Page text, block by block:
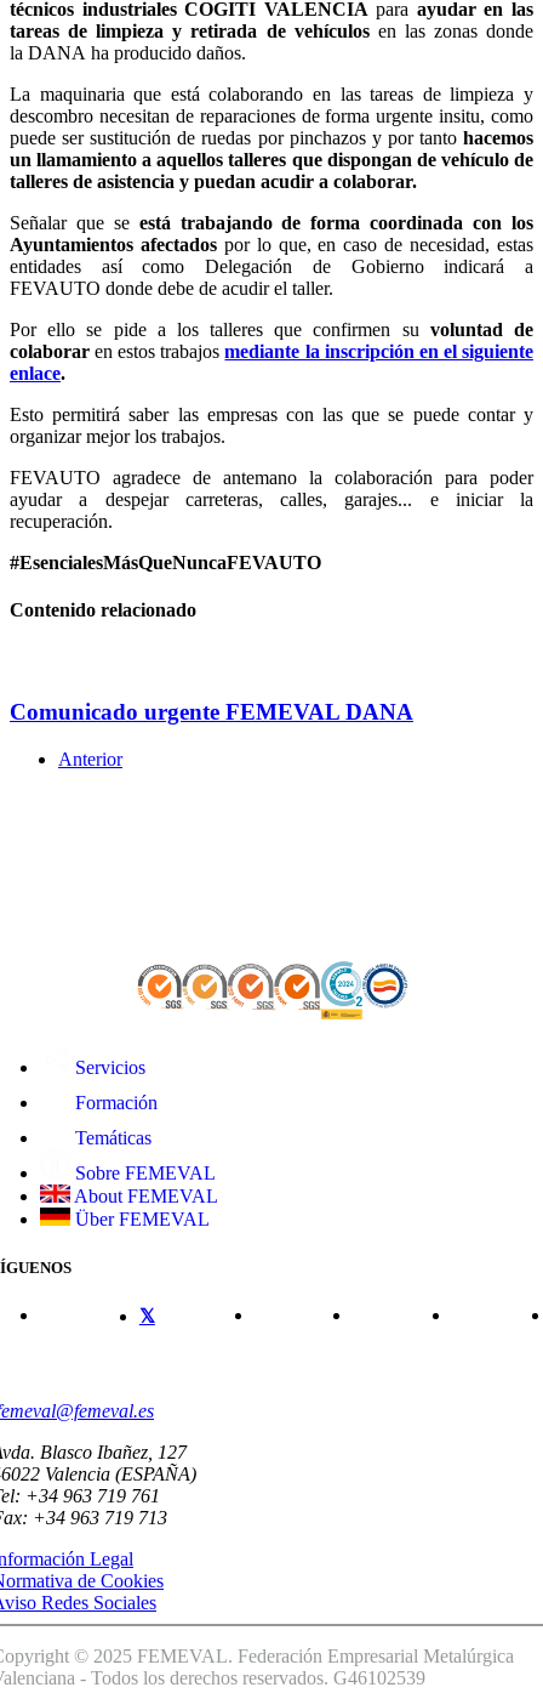
técnicos industriales COGITI VALENCIA para ayudar en las
tareas de limpieza y retirada de vehículos en las zonas donde
la DANA ha producido daños.
La maquinaria que está colaborando en las tareas de limpieza y
descombro necesitan de reparaciones de forma urgente insitu, como
puede ser sustitución de ruedas por pinchazos y por tanto hacemos
un llamamiento a aquellos talleres que dispongan de vehículo de
talleres de asistencia y puedan acudir a colaborar.
Señalar que se está trabajando de forma coordinada con los
Ayuntamientos afectados por lo que, en caso de necesidad, estas
entidades así como Delegación de Gobierno indicará a
FEVAUTO donde debe de acudir el taller.
Por ello se pide a los talleres que confirmen su voluntad de
colaboraren estos trabajosmediante la inscripción en el siguiente
enlace.
Esto permitirá saber las empresas con las que se puede contar y
organizar mejor los trabajos.
FEVAUTO agradece de antemano la colaboración para poder
ayudar a despejar carreteras, calles, garajes... e iniciar la
recuperación.
#EsencialesMásQueNuncaFEVAUTO
Contenido relacionado
Comunicado urgente FEMEVAL DANA
Anterior
Servicios
Formación
Temáticas
Sobre FEMEVAL
About FEMEVAL
Über FEMEVAL
Blasco Ibañez, 127
Valencia (ESPAÑA)
+34 963 719 761
+34 963 719 713
Legal
de Cookies
Redes Sociales
© 2025 FEMEVAL. Federación Empresarial Metalúrgica
- Todos los derechos reservados. G46102539